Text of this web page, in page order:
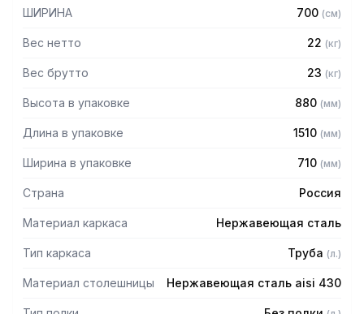
— Усиление ЛДСП
— С бортом
ШИРИНА 700 (см)
Вес нетто 22 (кг)
Вес брутто 23 (кг)
Высота в упаковке 880 (мм)
Длина в упаковке 1510 (мм)
Ширина в упаковке 710 (мм)
Страна Россия
Материал каркаса Нержавеющая сталь
Тип каркаса Труба (л.)
Материал столешницы Нержавеющая сталь aisi 430